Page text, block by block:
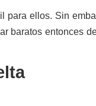
para ellos. Sin
baratos entonces